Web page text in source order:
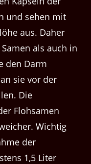
und sehen mit
aus. Daher
als auch in
den Darm
sie vor der
Die
Flohsamen
Wichtig
der
1,5 Liter